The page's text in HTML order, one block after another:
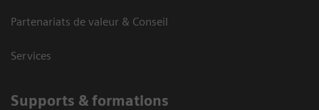
Partenariats de valeur & Conseil
Services
Supports & formations